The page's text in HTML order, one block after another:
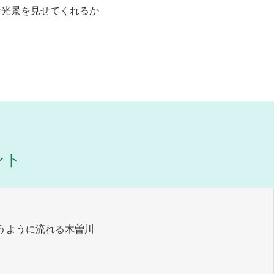
景を見せてくれるか
うに流れる木曽川